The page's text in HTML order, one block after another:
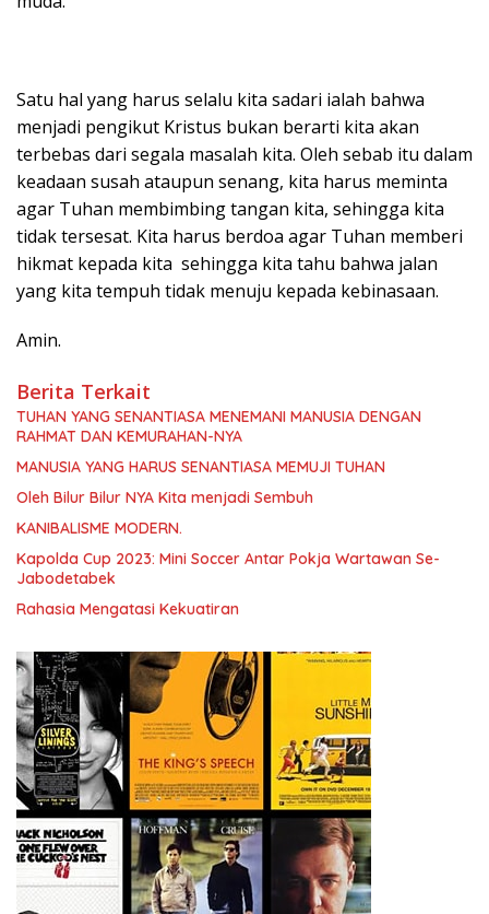
Satu hal yang harus selalu kita sadari ialah bahwa
menjadi pengikut Kristus bukan berarti kita akan
terbebas dari segala masalah kita. Oleh sebab itu dalam
keadaan susah ataupun senang, kita harus meminta
agar Tuhan membimbing tangan kita, sehingga kita
tidak tersesat. Kita harus berdoa agar Tuhan memberi
hikmat kepada kita sehingga kita tahu bahwa jalan
yang kita tempuh tidak menuju kepada kebinasaan.
Amin.
Berita Terkait
TUHAN YANG SENANTIASA MENEMANI MANUSIA DENGAN
RAHMAT DAN KEMURAHAN-NYA
MANUSIA YANG HARUS SENANTIASA MEMUJI TUHAN
Oleh Bilur Bilur NYA Kita menjadi Sembuh
KANIBALISME MODERN.
Kapolda Cup 2023: Mini Soccer Antar Pokja Wartawan Se-
Jabodetabek
Rahasia Mengatasi Kekuatiran